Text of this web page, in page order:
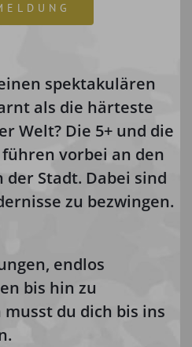
spektakulären
als die härteste
Welt? Die 5+ und die
vorbei an den
der Stadt. Dabei sind
zu bezwingen.
endlos
bis hin zu
du dich bis ins